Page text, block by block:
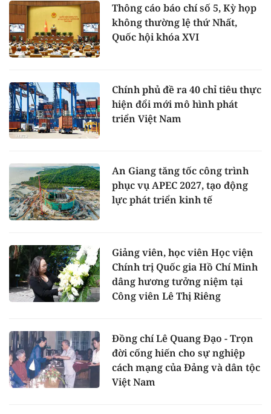
Thông cáo báo chí số 5, Kỳ họp
không thường lệ thứ Nhất,
Quốc hội khóa XVI
Chính phủ đề ra 40 chỉ tiêu thực
hiện đổi mới mô hình phát
triển Việt Nam
An Giang tăng tốc công trình
phục vụ APEC 2027, tạo động
lực phát triển kinh tế
Giảng viên, học viên Học viện
Chính trị Quốc gia Hồ Chí Minh
dâng hương tưởng niệm tại
Công viên Lê Thị Riêng
Đồng chí Lê Quang Đạo - Trọn
đời cống hiến cho sự nghiệp
cách mạng của Đảng và dân tộc
Việt Nam